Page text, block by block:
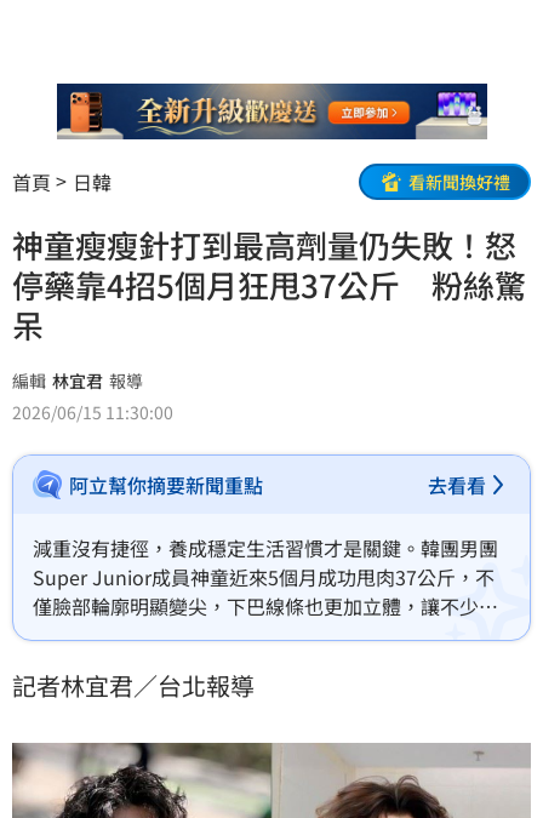
首頁 日韓 看新聞換好禮
神童瘦瘦針打到最高劑量仍失敗！怒
停藥靠4招5個月狂甩37公斤 粉絲驚
呆
編輯 林宜君 報導
2026/06/15 11:30:00
阿立幫你摘要新聞重點 去看看
減重沒有捷徑，養成穩定生活習慣才是關鍵。韓團男團
Super Junior成員神童近來5個月成功甩肉37公斤，不
僅臉部輪廓明顯變尖，下巴線條也更加立體，讓不少粉
絲驚呼「根本像換了一個人」、「怎麼辦到的」、「這
記者林宜君／台北報導